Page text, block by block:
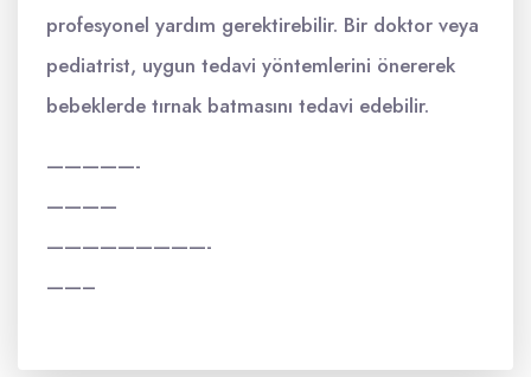
profesyonel yardım gerektirebilir. Bir doktor veya
pediatrist, uygun tedavi yöntemlerini önererek
bebeklerde tırnak batmasını tedavi edebilir.
—————-
————
—————————-
——–